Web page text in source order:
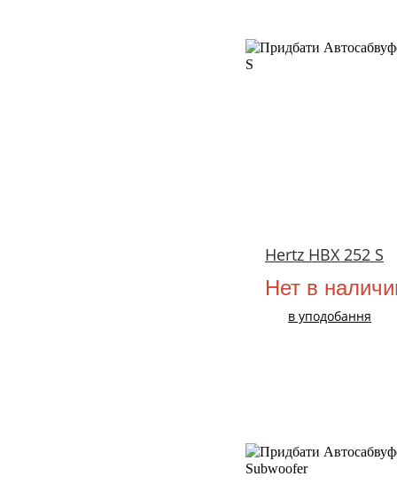
Hertz HBX 252 S
Нет в
в уподобання